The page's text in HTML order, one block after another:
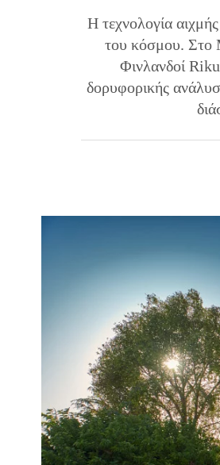
Η τεχνολογία
του κόσμου. Στο
Φινλανδοί
δορυφορικής